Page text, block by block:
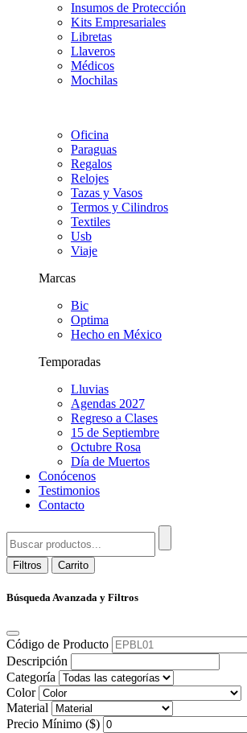
Insumos de Protección
Kits Empresariales
Libretas
Llaveros
Médicos
Mochilas
Oficina
Paraguas
Regalos
Relojes
Tazas y Vasos
Termos y Cilindros
Textiles
Usb
Viaje
Marcas
Bic
Optima
Hecho en México
Temporadas
Lluvias
Agendas 2027
Regreso a Clases
15 de Septiembre
Octubre Rosa
Día de Muertos
Conócenos
Testimonios
Contacto
Filtros Carrito
Búsqueda Avanzada y Filtros
Código de Producto
Descripción
Categoría
Color
Material
Precio Mínimo ($)